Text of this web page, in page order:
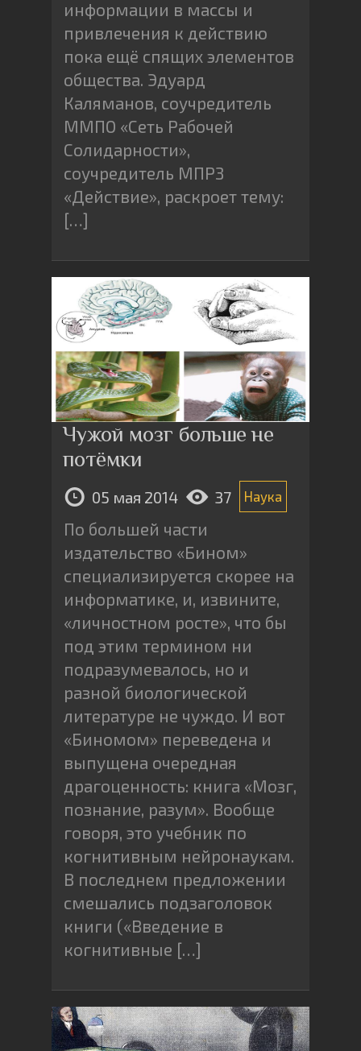
информации в массы и
привлечения к действию
пока ещё спящих элементов
общества. Эдуард
Каляманов, соучредитель
ММПО «Сеть Рабочей
Солидарности»,
соучредитель МПРЗ
«Действие», раскроет тему:
[…]
Чужой мозг больше не
потёмки
05 мая 2014 37 Наука
По большей части
издательство «Бином»
специализируется скорее на
информатике, и, извините,
«личностном росте», что бы
под этим термином ни
подразумевалось, но и
разной биологической
литературе не чуждо. И вот
«Биномом» переведена и
выпущена очередная
драгоценность: книга «Мозг,
познание, разум». Вообще
говоря, это учебник по
когнитивным нейронаукам.
В последнем предложении
смешались подзаголовок
книги («Введение в
когнитивные […]